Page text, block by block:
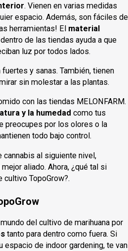
. Vienen en varias medidas
espacio. Además, son fáciles de
herramientas! El material
dentro de las tiendas ayuda a que
luz por todos lados.
y sanas. También, tienen
sin molestar a las plantas.
con las tiendas MELONFARM.
y la humedad como tus
preocupes por los olores o la
todo bajo control.
cannabis al siguiente nivel,
aliado. Ahora, ¿qué tal si
TopoGrow?.
del cultivo de marihuana por
tanto para dentro como fuera. Si
espacio de indoor gardening, te van